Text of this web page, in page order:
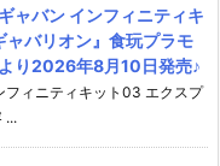
ャバン インフィニティキ
バリオン』食玩プラモ
り2026年8月10日発売♪
フィニティキット03 エクスプ
...